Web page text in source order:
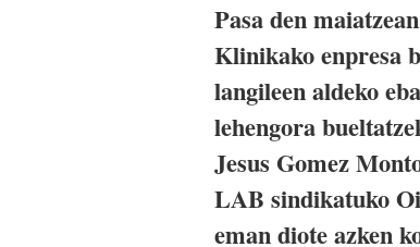
Pasa den
Klinikako enpresa
langileen aldeko
lehengora
Jesus Gomez
LAB sindikatuko
eman diote azken